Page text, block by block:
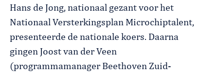
Hans de Jong, nationaal gezant voor het
Nationaal Versterkingsplan Microchiptalent,
presenteerde de nationale koers. Daarna
gingen Joost van der Veen
(programmamanager Beethoven Zuid-